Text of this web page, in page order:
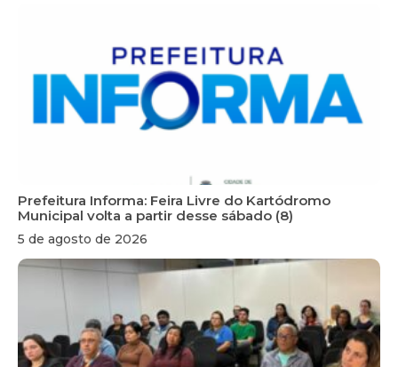
Prefeitura Informa: Feira Livre do Kartódromo
Municipal volta a partir desse sábado (8)
5 de agosto de 2026